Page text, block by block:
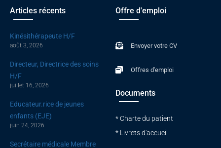
b
d
i
Articles récents
Kinésithérapeute H/F
août 3, 2026
Directeur, Directrice des soins
H/F
juillet 16, 2026
Educateur.rice de jeunes
enfants (EJE)
juin 24, 2026
Secrétaire médicale Membre
Offre d'emploi
Envoyer votre CV
Offres d'emploi
Documents
* Charte du patient
* Livrets d'accueil